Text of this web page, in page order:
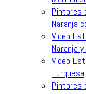
Pintores
Naranja
Video
Naranja y
Video
Turquesa
Pintores